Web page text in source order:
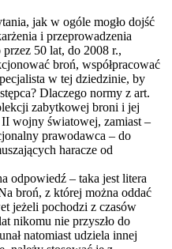
jak w ogóle mogło dojść
i przeprowadzenia
50 lat, do 2008 r.,
broń, współpracować
w tej dziedzinie, by
Dlaczego normy z art.
zabytkowej broni i jej
II wojny światowej, zamiast –
prawodawca – do
haracze od
odpowiedź – taka jest litera
broń, z której można oddać
jeżeli pochodzi z czasów
nikomu nie przyszło do
natomiast udziela innej